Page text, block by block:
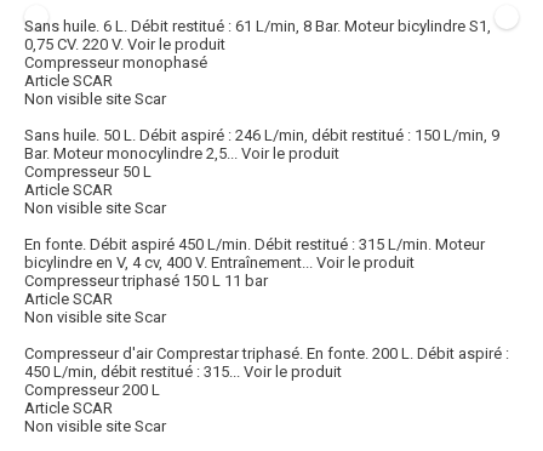
Sans huile. 6 L. Débit restitué : 61 L/min, 8 Bar. Moteur bicylindre S1,
0,75 CV. 220 V. Voir le produit
Compresseur monophasé
Article SCAR
Non visible site Scar
Sans huile. 50 L. Débit aspiré : 246 L/min, débit restitué : 150 L/min, 9
Bar. Moteur monocylindre 2,5...
Voir le produit
Compresseur 50 L
Article SCAR
Non visible site Scar
En fonte. Débit aspiré 450 L/min. Débit restitué : 315 L/min. Moteur
bicylindre en V, 4 cv, 400 V. Entraînement...
Voir le produit
Compresseur triphasé 150 L 11 bar
Article SCAR
Non visible site Scar
Compresseur d'air Comprestar triphasé. En fonte. 200 L. Débit aspiré :
450 L/min, débit restitué : 315...
Voir le produit
Compresseur 200 L
Article SCAR
Non visible site Scar